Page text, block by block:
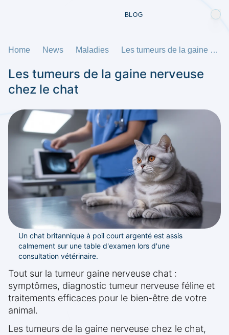
BLOG
Home News Maladies Les tumeurs de la gaine nerveuse chez le chat
Les tumeurs de la gaine nerveuse
chez le chat
Un chat britannique à poil court argenté est assis
calmement sur une table d'examen lors d'une
consultation vétérinaire.
Tout sur la tumeur gaine nerveuse chat :
symptômes, diagnostic tumeur nerveuse féline et
traitements efficaces pour le bien-être de votre
animal.
Les tumeurs de la gaine nerveuse chez le chat,